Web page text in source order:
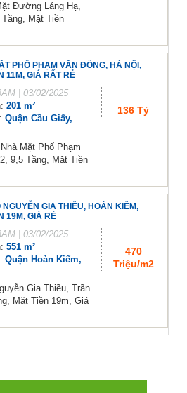
Đường Láng Hạ,
Mặt Tiền
PHỐ PHẠM VĂN ĐỒNG, HÀ NỘI,
11M, GIÁ RẤT RẺ
| 03/02/2025
201 m²
Quận Cầu Giấy,
136 Tỷ
Mặt Phố Phạm
9,5 Tầng, Mặt Tiền
GIA THIỀU, HOÀN KIẾM,
19M, GIÁ RẺ
| 03/02/2025
551 m²
Quận Hoàn Kiếm,
470
Triệu/m2
Gia Thiều, Trần
Mặt Tiền 19m, Giá